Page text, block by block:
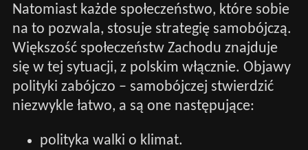
Natomiast każde społeczeństwo, które sobie
na to pozwala, stosuje strategię samobójczą.
Większość społeczeństw Zachodu znajduje
się w tej sytuacji, z polskim włącznie. Objawy
polityki zabójczo – samobójczej stwierdzić
niezwykle łatwo, a są one następujące:
polityka walki o klimat.